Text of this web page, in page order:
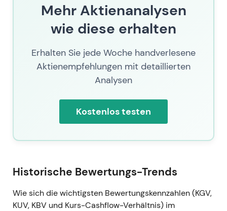
Mehr Aktienanalysen
wie diese erhalten
Erhalten Sie jede Woche handverlesene
Aktienempfehlungen mit detaillierten
Analysen
Kostenlos testen
Historische Bewertungs-Trends
Wie sich die wichtigsten Bewertungskennzahlen (KGV,
KUV, KBV und Kurs-Cashflow-Verhältnis) im